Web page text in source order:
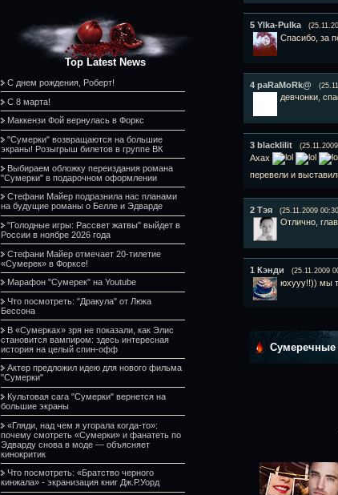
Top Latest News
С днем рождения, Роберт!
С 8 марта!
Маккензи Фой вернулась в Форкс
"Сумерки" возвращаются на большие
экраны! Розыгрыш билетов в группе ВК
Выбираем обложку переиздания романа
"Сумерки" в подарочном оформлении
Стефани Майер подразнила нас планами
на будущие романы о Белле и Эдварде
"Голодные игры: Рассвет жатвы" выйдет в
России в ноябре 2026 года
Стефани Майер отмечает 20-тилетие
«Сумерек» в Форксе!
Марафон "Сумерек" на Youtube
Что посмотреть: "Дракула" от Люка
Бессона
В «Сумерках» зря не показали, как Элис
становится вампиром: здесь интересная
история на целый спин-офф
Актер предложил идею для нового фильма
"Сумерки"
Культовая сага "Сумерки" вернется на
большие экраны
«Гляди, над чем я угорала когда-то»:
почему смотреть «Сумерки» и фанатеть по
Эдварду снова в моде — объясняет
кинокритик
Что посмотреть: «Братство черного
кинжала» - экранизация книг Дж.Р.Уорд
5 Ylka-Pulka
Спасибо, за
4 paRaMoRk@
девчонки,
3 blacklilit
Ахах
перевели и
2 Тэя (25.11.2009
Отлично,
1 Кэнди (25.11.2009
юхууу!!)) мы
Сумеречные